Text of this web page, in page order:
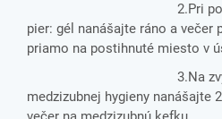
2.Pri postihnutí
pier: gél nanášajte ráno a
priamo na postihnuté miesto v
3.Na zvýšenie
medzizubnej hygieny nanášajte